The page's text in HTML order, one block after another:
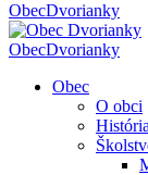
ObecDvorianky
ObecDvorianky
Obec
O obci